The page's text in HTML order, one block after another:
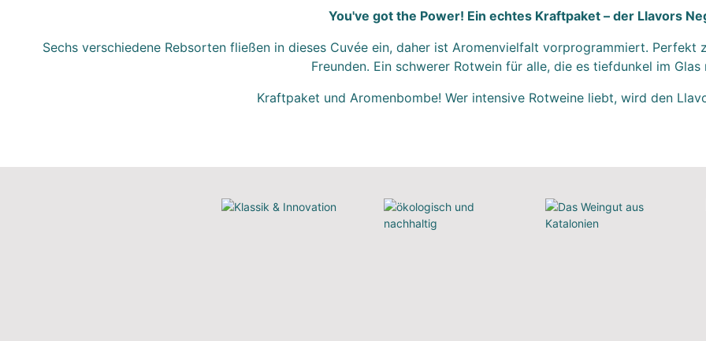
You've got the Power! Ein echtes Kraftpaket – der Llavors
Sechs verschiedene Rebsorten fließen in dieses Cuvée ein, daher ist Aromenvielfalt vorprogrammiert.
Freunden. Ein schwerer Rotwein für alle, die es tiefdunkel im Glas
Kraftpaket und Aromenbombe! Wer intensive Rotweine liebt, wird den